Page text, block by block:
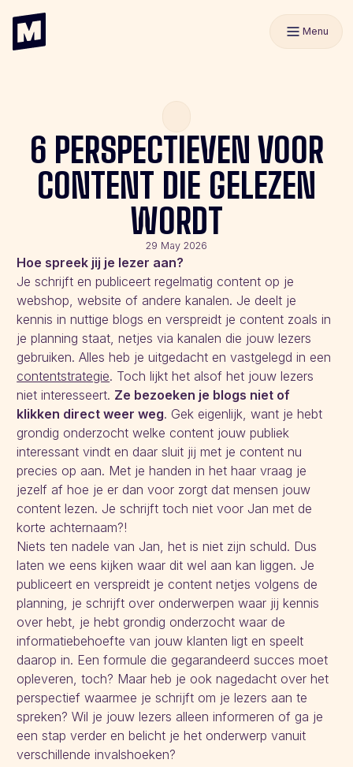
Menu
6 PERSPECTIEVEN VOOR
CONTENT DIE GELEZEN
WORDT
29 May 2026
Hoe spreek jij je lezer aan?
Je schrijft en publiceert regelmatig content op je
webshop, website of andere kanalen. Je deelt je
kennis in nuttige blogs en verspreidt je content zoals in
je planning staat, netjes via kanalen die jouw lezers
gebruiken. Alles heb je uitgedacht en vastgelegd in een
contentstrategie. Toch lijkt het alsof het jouw lezers
niet interesseert. Ze bezoeken je blogs niet of
klikken direct weer weg. Gek eigenlijk, want je hebt
grondig onderzocht welke content jouw publiek
interessant vindt en daar sluit jij met je content nu
precies op aan. Met je handen in het haar vraag je
jezelf af hoe je er dan voor zorgt dat mensen jouw
content lezen. Je schrijft toch niet voor Jan met de
korte achternaam?!
Niets ten nadele van Jan, het is niet zijn schuld. Dus
laten we eens kijken waar dit wel aan kan liggen. Je
publiceert en verspreidt je content netjes volgens de
planning, je schrijft over onderwerpen waar jij kennis
over hebt, je hebt grondig onderzocht waar de
informatiebehoefte van jouw klanten ligt en speelt
daarop in. Een formule die gegarandeerd succes moet
opleveren, toch? Maar heb je ook nagedacht over het
perspectief waarmee je schrijft om je lezers aan te
spreken? Wil je jouw lezers alleen informeren of ga je
een stap verder en belicht je het onderwerp vanuit
verschillende invalshoeken?